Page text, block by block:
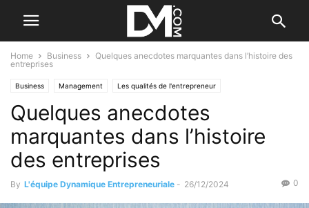
Home Business
Quelques anecdotes marquantes dans l’histoire des
entreprises
Business Management Les qualités de l'entrepreneur
Quelques anecdotes
marquantes dans l’histoire
des entreprises
By L'équipe Dynamique Entrepreneuriale - 26/12/2024 0